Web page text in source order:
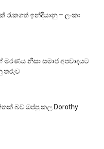
ඉන්දියානු – ලංකා
නිසා සමාජ අපවාදයට
තරුව
බව ඔප්පු කල Dorothy